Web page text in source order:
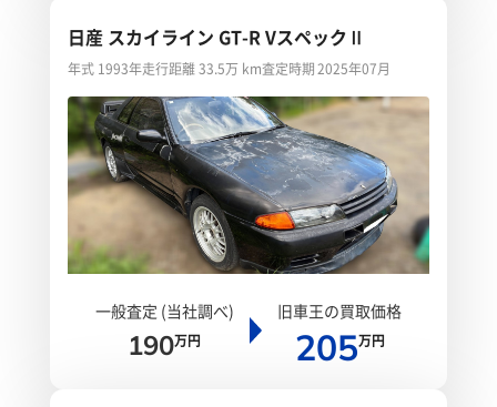
日産 スカイライン GT-R VスペックⅡ
年式 1993年走行距離 33.5万 km査定時期 2025年07月
一般査定 (当社調べ)
190万円
旧車王の買取価格
205万円